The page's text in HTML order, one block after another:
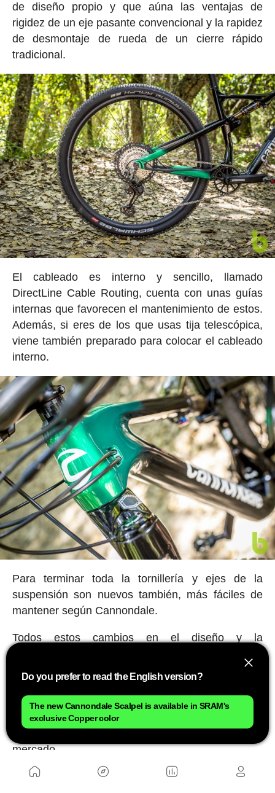
de diseño propio y que aúna las ventajas de
rigidez de un eje pasante convencional y la rapidez
de desmontaje de rueda de un cierre rápido
tradicional.
El cableado es interno y sencillo, llamado
DirectLine Cable Routing, cuenta con unas guías
internas que favorecen el mantenimiento de estos.
Además, si eres de los que usas tija telescópica,
viene también preparado para colocar el cableado
interno.
Para terminar toda la tornillería y ejes de la
suspensión son nuevos también, más fáciles de
mantener según Cannondale.
Todos estos cambios en el diseño y la
llevado a ahorrar 200 gr de peso respecto a la
versión anterior, dejando el cuadro Hi-Mod en solo
1910 gr, incluyendo amortiguador, cierre,
tornillería… Lo que le coloca como uno de los
mercado.
Do you prefer to read the English version?
The new Cannondale Scalpel is available in SRAM's
exclusive Copper color